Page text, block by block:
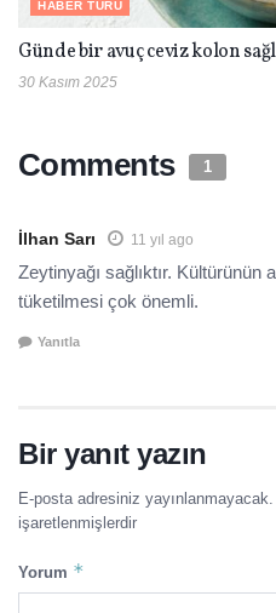
HABER TURU
Günde bir avuç ceviz kolon
30 Kasım 2025
Comments 1
İlhan Sarı 11 yıl ago
Zeytinyağı sağlıktır. Kültürünün
tüketilmesi çok önemli.
Yanıtla
Bir yanıt yazın
E-posta adresiniz yayınlanmayacak.
işaretlenmişlerdir
Yorum *